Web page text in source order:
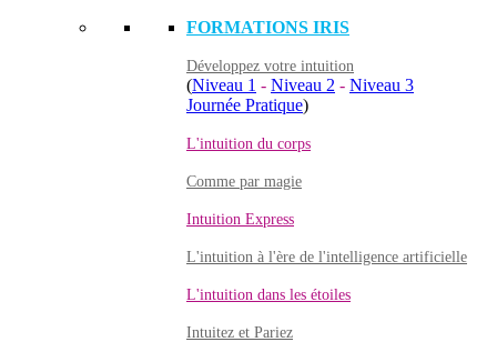
FORMATIONS IRIS
Développez votre intuition
(Niveau 1 - Niveau 2 - Niveau 3
Journée Pratique)
L'intuition du corps
Comme par magie
Intuition Express
L'intuition à l'ère de l'intelligence artificielle
L'intuition dans les étoiles
Intuitez et Pariez